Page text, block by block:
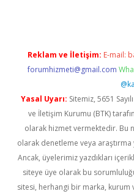
Reklam ve İletişim: E-mail:
forumhizmeti@gmail.com
Yasal Uyarı: Sitemiz, 5651
ve İletişim Kurumu (BTK)
olarak hizmet vermektedir. Bu
olarak denetleme veya
Ancak, üyelerimiz yazdıkları
siteye üye olarak bu
sitesi, herhangi bir marka, kurum